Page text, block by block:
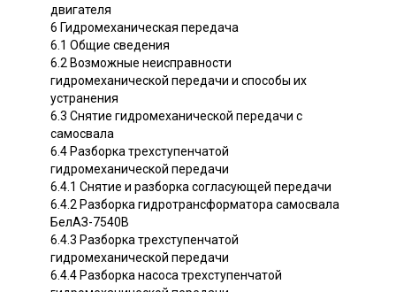
двигателя
6 Гидромеханическая передача
6.1 Общие сведения
6.2 Возможные неисправности
гидромеханической передачи и способы их
устранения
6.3 Снятие гидромеханической передачи с
самосвала
6.4 Разборка трехступенчатой
гидромеханической передачи
6.4.1 Снятие и разборка согласующей передачи
6.4.2 Разборка гидротрансформатора самосвала
БелАЗ-7540В
6.4.3 Разборка трехступенчатой
гидромеханической передачи
6.4.4 Разборка насоса трехступенчатой